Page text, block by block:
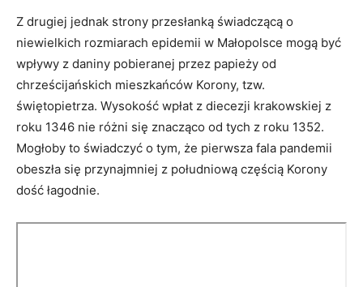
Z drugiej jednak strony przesłanką świadczącą o
niewielkich rozmiarach epidemii w Małopolsce mogą być
wpływy z daniny pobieranej przez papieży od
chrześcijańskich mieszkańców Korony, tzw.
świętopietrza. Wysokość wpłat z diecezji krakowskiej z
roku 1346 nie różni się znacząco od tych z roku 1352.
Mogłoby to świadczyć o tym, że pierwsza fala pandemii
obeszła się przynajmniej z południową częścią Korony
dość łagodnie.